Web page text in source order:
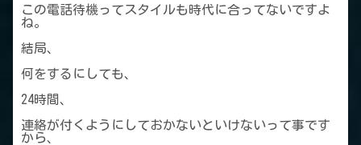
この電話待機ってスタイルも時代に合ってないですよ
ね。
結局、
何をするにしても、
24時間、
連絡が付くようにしておかないといけないって事です
から、